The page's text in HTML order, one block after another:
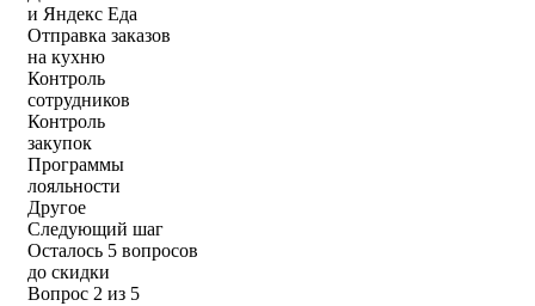
и Яндекс Еда
Отправка заказов
на кухню
Контроль
сотрудников
Контроль
закупок
Программы
лояльности
Другое
Следующий шаг
Осталось 5 вопросов
до скидки
Вопрос 2 из 5